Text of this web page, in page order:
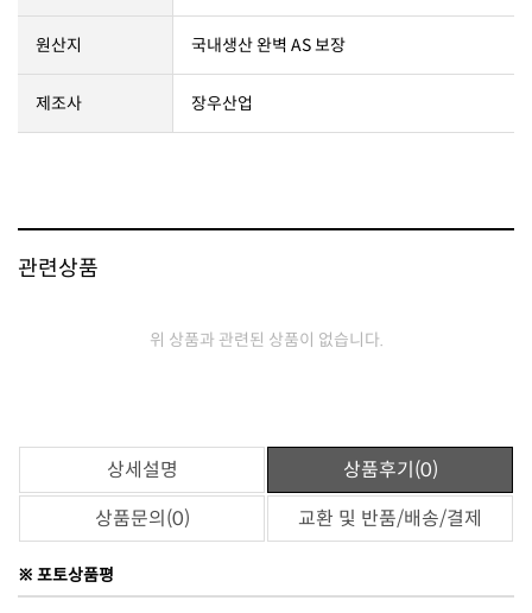
원산지 국내생산 완벽 AS 보장
제조사 장우산업
관련상품
위 상품과 관련된 상품이 없습니다.
상세설명
상품후기(0)
상품문의(0)
교환 및 반품/배송/결제
※ 포토상품평